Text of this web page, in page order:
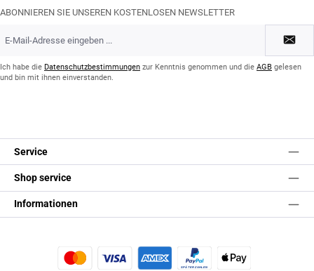
ABONNIEREN SIE UNSEREN KOSTENLOSEN NEWSLETTER
Mail-
*Ich habe die Datenschutzbestimmungen zur Kenntnis genommen und die AGB gelesen
und bin mit ihnen einverstanden.
Service
Shop service
Informationen